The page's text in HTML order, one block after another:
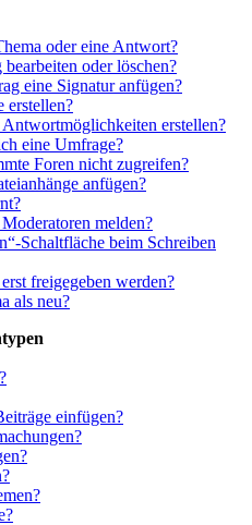
oder eine Antwort?
oder löschen?
eine Signatur anfügen?
erstellen?
erstellen?
eine Umfrage?
Foren nicht zugreifen?
anfügen?
melden?
Schaltfläche beim Schreiben
freigegeben werden?
als neu?
einfügen?